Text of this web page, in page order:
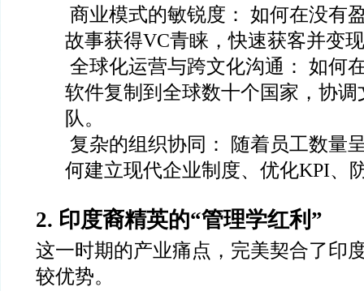
商业模式的敏锐度： 如何在没有
故事获得VC青睐，快速获客并变
全球化运营与跨文化沟通： 如何
软件复制到全球数十个国家，协
队。
复杂的组织协同： 随着员工数量
何建立现代企业制度、优化KPI、
2. 印度裔精英的“管理学红利”
这一时期的产业痛点，完美契合了印
较优势。